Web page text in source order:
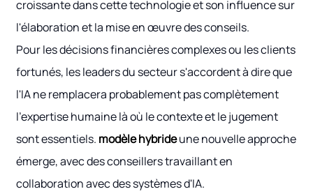
croissante dans cette technologie et son influence sur
l'élaboration et la mise en œuvre des conseils.
Pour les décisions financières complexes ou les clients
fortunés, les leaders du secteur s'accordent à dire que
l'IA ne remplacera probablement pas complètement
l'expertise humaine là où le contexte et le jugement
sont essentiels. modèle hybrideune nouvelle approche
émerge, avec des conseillers travaillant en
collaboration avec des systèmes d'IA.